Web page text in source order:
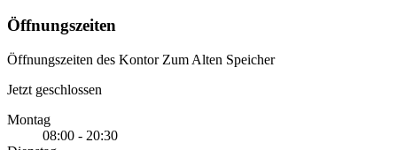
Öffnungszeiten
Öffnungszeiten des Kontor Zum Alten Speicher
Jetzt geschlossen
Montag
08:00 - 20:30